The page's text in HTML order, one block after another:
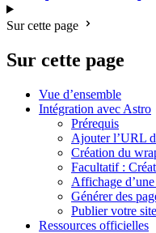
Sur cette page
Sur cette page
Vue d’ensemble
Intégration avec Astro
Prérequis
Ajouter l’URL
Création du
Facultatif :
Affichage
Générer des
Publier votre site
Ressources officielles